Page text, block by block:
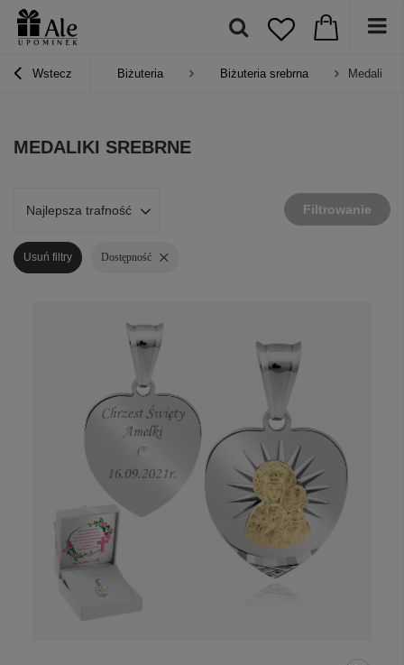
Wstecz Biżuteria Biżuteria srebrna Medaliki
MEDALIKI SREBRNE
Najlepsza trafność Filtrowanie
Usuń filtry Dostępność